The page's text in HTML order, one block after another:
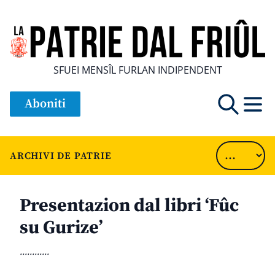
SFUEI MENSÎL FURLAN INDIPENDENT
Aboniti
ARCHIVI DE PATRIE
Presentazion dal libri ‘Fûc
su Gurize’
............